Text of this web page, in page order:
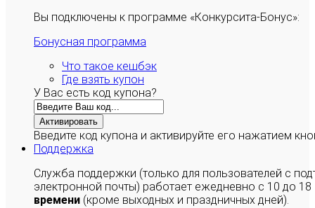
Вы подключены к программе «Конкурсита-Бонус»:
Бонусная программа
Что такое кешбэк
Где взять купон
У Вас есть код купона?
Активировать
Введите код купона и активируйте его нажатием
Поддержка
Служба поддержки (только для пользователей с
электронной почты) работает ежедневно с 10 до
времени (кроме выходных и праздничных дней).